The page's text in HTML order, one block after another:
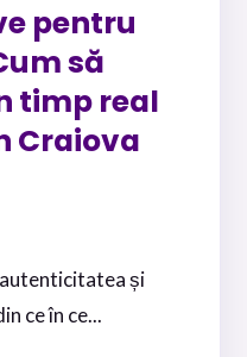
pentru
să
timp real
Craiova
și
ce în ce...